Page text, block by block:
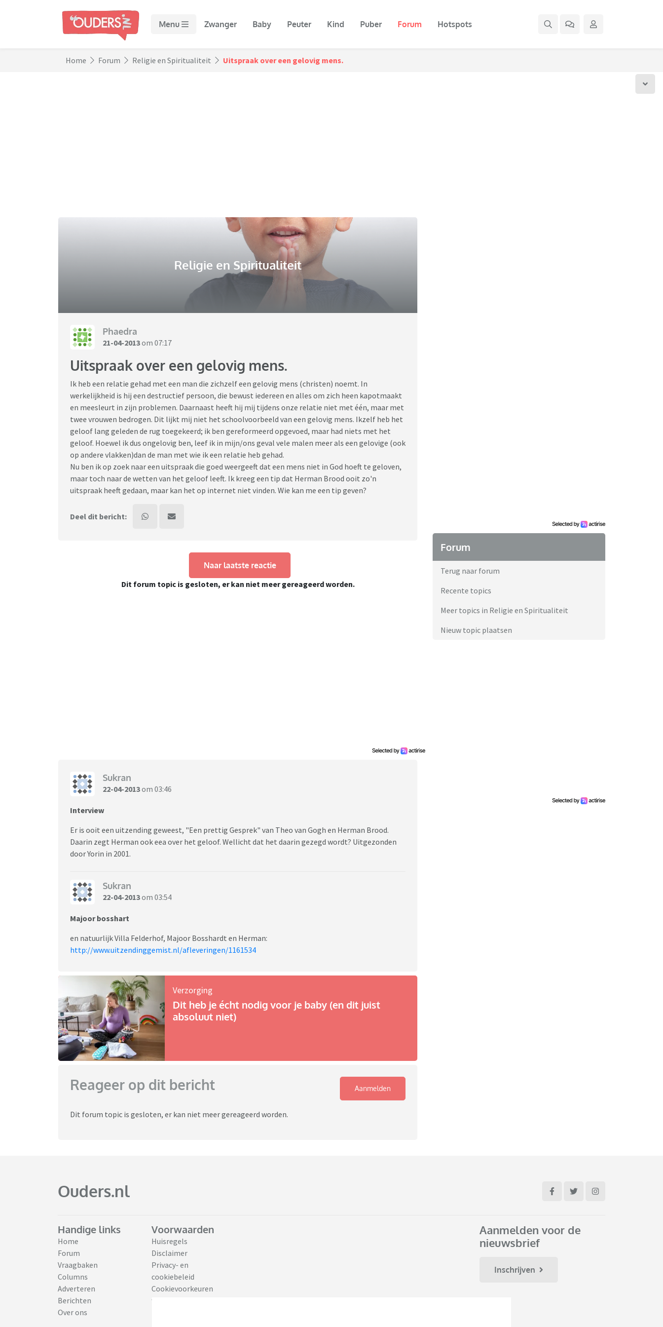
Menu Zwanger Baby Peuter Kind Puber Forum Hotspots
Home Forum Religie en Spiritualiteit Uitspraak over een gelovig mens.
Religie en Spiritualiteit
Phaedra
21-04-2013om 07:17
Uitspraak over een gelovig mens.
Ik heb een relatie gehad met een man die zichzelf een gelovig mens (christen) noemt. In
werkelijkheid is hij een destructief persoon, die bewust iedereen en alles om zich heen kapotmaakt
en meesleurt in zijn problemen. Daarnaast heeft hij mij tijdens onze relatie niet met één, maar met
twee vrouwen bedrogen. Dit lijkt mij niet het schoolvoorbeeld van een gelovig mens. Ikzelf heb het
geloof lang geleden de rug toegekeerd; ik ben gereformeerd opgevoed, maar had niets met het
geloof. Hoewel ik dus ongelovig ben, leef ik in mijn/ons geval vele malen meer als een gelovige (ook
op andere vlakken)dan de man met wie ik een relatie heb gehad.
Nu ben ik op zoek naar een uitspraak die goed weergeeft dat een mens niet in God hoeft te geloven,
maar toch naar de wetten van het geloof leeft. Ik kreeg een tip dat Herman Brood ooit zo'n
uitspraak heeft gedaan, maar kan het op internet niet vinden. Wie kan me een tip geven?
Deel dit bericht:
Naar laatste reactie
Dit forum topic is gesloten, er kan niet meer gereageerd worden.
Sukran
22-04-2013om 03:46
Interview
Er is ooit een uitzending geweest, "Een prettig Gesprek" van Theo van Gogh en Herman Brood.
Daarin zegt Herman ook eea over het geloof. Wellicht dat het daarin gezegd wordt? Uitgezonden
door Yorin in 2001.
Sukran
22-04-2013om 03:54
Majoor bosshart
en natuurlijk Villa Felderhof, Majoor Bosshardt en Herman:
http://www.uitzendinggemist.nl/afleveringen/1161534
Verzorging
Dit heb je écht nodig voor je baby (en dit juist
absoluut niet)
Reageer op dit bericht Aanmelden
Dit forum topic is gesloten, er kan niet meer gereageerd worden.
Forum
Terug naar forum
Recente topics
Meer topics in Religie en Spiritualiteit
Nieuw topic plaatsen
Ouders.nl
Handige links
Home
Forum
Vraagbaken
Columns
Adverteren
Berichten
Over ons
Voorwaarden
Huisregels
Disclaimer
Privacy- en
cookiebeleid
Cookievoorkeuren
wijzigen
Aanmelden voor de
nieuwsbrief
Inschrijven